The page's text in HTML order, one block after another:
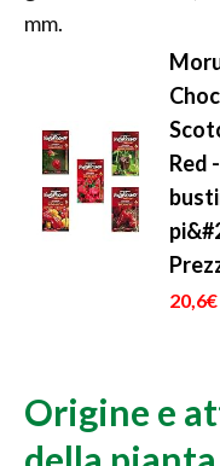
mm.
Red
20,6€
Origine e